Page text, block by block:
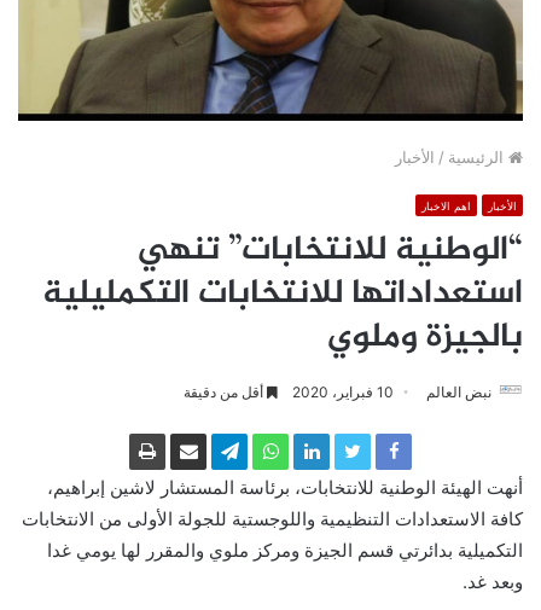
الرئيسية / الأخبار
الأخبار اهم الاخبار
“الوطنية للانتخابات” تنهي
استعداداتها للانتخابات التكمليلية
بالجيزة وملوي
نبض العالم 10 فبراير، 2020 أقل من دقيقة
أنهت الهيئة الوطنية للانتخابات، برئاسة المستشار لاشين إبراهيم،
كافة الاستعدادات التنظيمية واللوجستية للجولة الأولى من الانتخابات
التكميلية بدائرتي قسم الجيزة ومركز ملوي والمقرر لها يومي غدا
وبعد غد.